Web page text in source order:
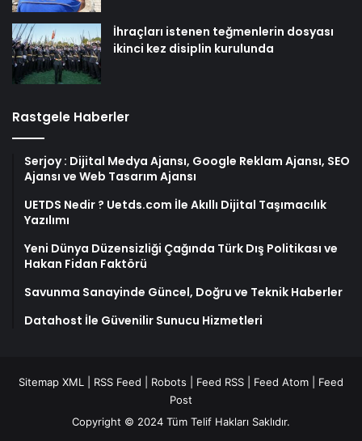
İhraçları istenen teğmenlerin dosyası
ikinci kez disiplin kurulunda
Rastgele Haberler
Serjoy : Dijital Medya Ajansı, Google Reklam Ajansı, SEO
Ajansı ve Web Tasarım Ajansı
UETDS Nedir ? Uetds.com İle Akıllı Dijital Taşımacılık
Yazılımı
Yeni Dünya Düzensizliği Çağında Türk Dış Politikası ve
Hakan Fidan Faktörü
Savunma Sanayinde Güncel, Doğru ve Teknik Haberler
Datahost İle Güvenilir Sunucu Hizmetleri
Sitemap XML RSS Feed Robots Feed RSS Feed Atom
Feed
Post
Copyright © 2024 Tüm Telif Hakları Saklıdır.